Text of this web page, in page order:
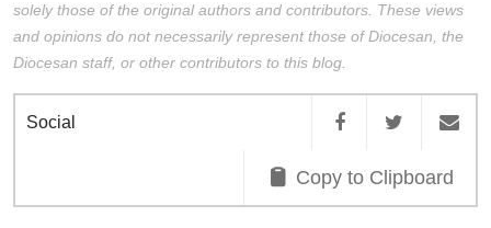
solely those of the original authors and contributors. These views
and opinions do not necessarily represent those of Diocesan, the
Diocesan staff, or other contributors to this blog.
Social
Copy to Clipboard